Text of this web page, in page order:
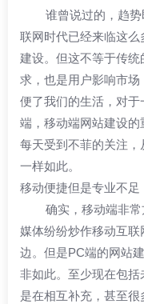
谁曾说过的，趋势
联网时代已经来临这
建设。但这不等于传
求，也是用户影响市
便了我们的生活，对
端，移动端网站建设
每天受到不菲的关注
一样如此。
移动便捷但是专业不
确实，移动端非常
媒体纷纷炒作移动互
边。但是PC端的网站
非如此。至少现在包
是在相互补充，甚至很